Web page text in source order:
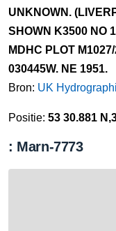
UNKNOWN.
SHOWN K3500 NO
MDHC PLOT
030445W. NE 1951.
Bron: UK
Positie: 53 30.881
: Marn-7773